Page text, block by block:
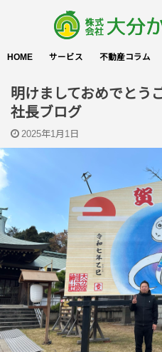
HOME サービス 不動産コラム
明けましておめでとう
社長ブログ
2025年1月1日